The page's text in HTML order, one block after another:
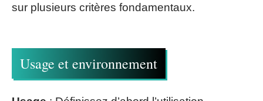
sur plusieurs critères fondamentaux.
Usage et environnement